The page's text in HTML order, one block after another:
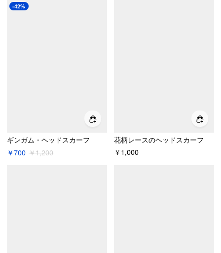
-42%
ギンガム・ヘッドスカーフ
￥700 ￥1,200
花柄レースのヘッドスカーフ
￥1,000